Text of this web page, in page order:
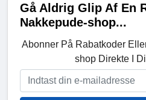
Gå Aldrig Glip Af En
Nakkepude-shop...
Abonner På Rabatkoder
shop Direkte I